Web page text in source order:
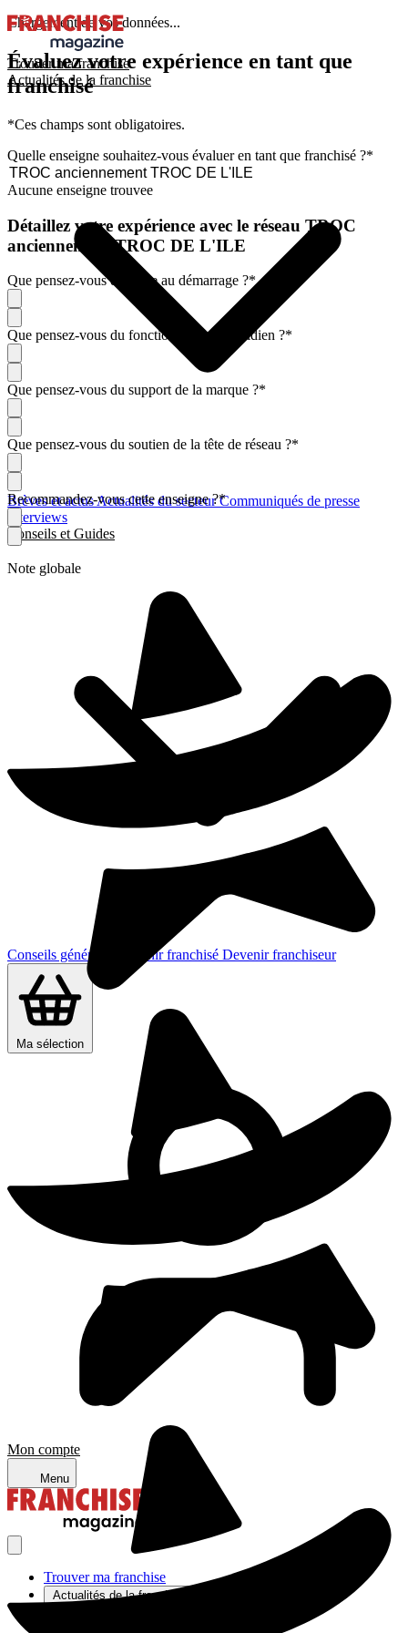
Trouver ma franchise
Actualités de la franchise
Brèves et actusActualités du secteurCommuniqués de presse
Interviews
Conseils et Guides
Conseils généraux Devenir franchisé Devenir franchiseur
Ma sélection
Mon compte
Menu
Trouver ma franchise
Actualités de la franchise
Chargement de vos données...
Évaluez votre expérience en tant que
franchisé
*Ces champs sont obligatoires.
Quelle enseigne souhaitez-vous évaluer en tant que franchisé ?*
Aucune enseigne trouvee
Détaillez votre expérience avec le réseau TROC
anciennement TROC DE L'ILE
Que pensez-vous de l'aide au démarrage ?*
Que pensez-vous du fonctionnement quotidien ?*
Que pensez-vous du support de la marque ?*
Que pensez-vous du soutien de la tête de réseau ?*
Recommandez-vous cette enseigne ?*
Note globale